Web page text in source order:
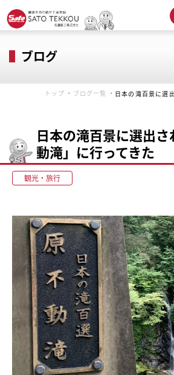
ブログ
トップ ブログ一覧
日本の滝百景に選出
動滝」に行ってきた
観光・旅行